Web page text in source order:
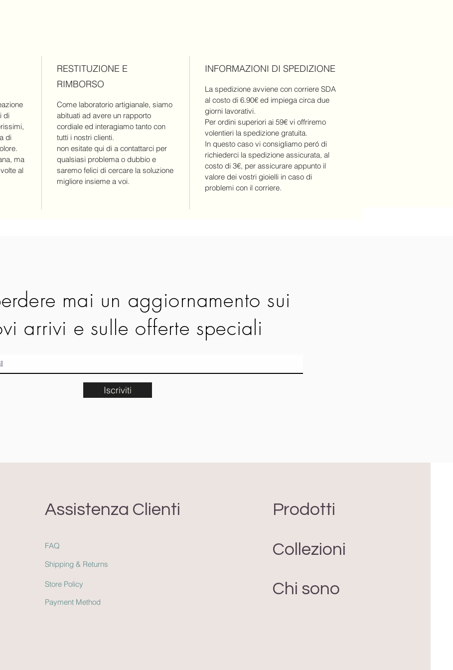
di
di
ma
al
RESTITUZIONE E
RIMBORSO
Come laboratorio artigianale, siamo
abituati ad avere un rapporto
cordiale ed interagiamo tanto con
tutti i nostri clienti.
non esitate qui di a contattarci per
qualsiasi problema o dubbio e
saremo felici di cercare la soluzione
migliore insieme a voi.
INFORMAZIONI DI SPEDIZIONE
La spedizione avviene con corriere SDA
al costo di 6.90€ ed impiega circa due
giorni lavorativi.
Per ordini superiori ai 59€ vi offriremo
volentieri la spedizione gratuita.
In questo caso vi consigliamo peró di
richiederci la spedizione assicurata, al
costo di 3€, per assicurare appunto il
valore dei vostri gioielli in caso di
problemi con il corriere.
mai un aggiornamento sui
arrivi e sulle offerte speciali
Iscriviti
Assistenza Clienti
FAQ
Shipping & Returns
Store Policy
Payment Method
Prodotti
Collezioni
Chi sono